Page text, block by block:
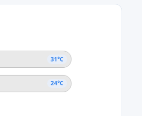
31°C
24°C